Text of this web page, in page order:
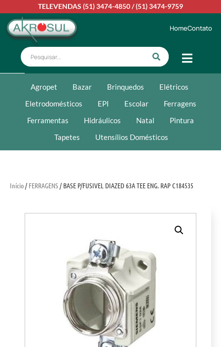
TELEVENDAS (51) 3474-4850/(51) 3474-9759
HomeContato
Agropet Bazar Brinquedos
Elétricos
Eletrodomésticos
EPI Escolar
Ferragens
Ferramentas
Hidráulicos Natal
Pintura
Tapetes
Utensílios Domésticos
Início/ FERRAGENS/ BASE P/FUSIVEL DIAZED 63A TEE ENG. RAP C184535